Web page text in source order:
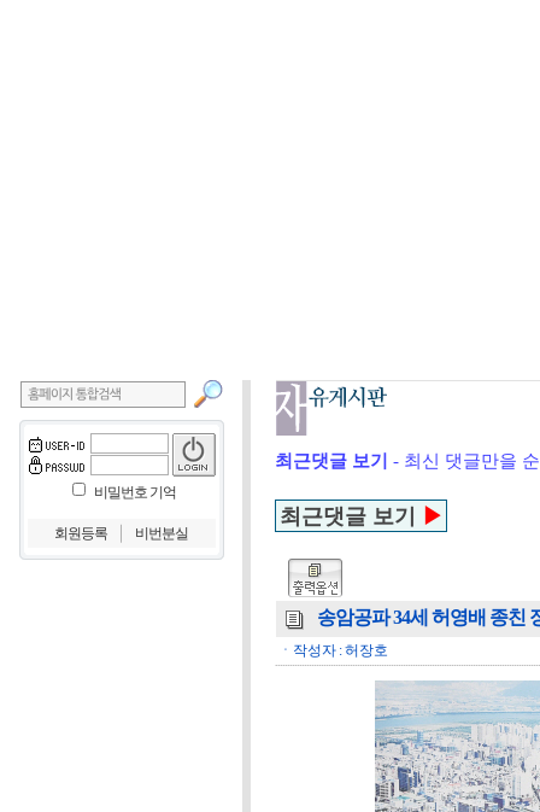
비밀번호 기억
회원등록 비번분실
최근댓글 보기 - 최신 댓글만을
최근댓글 보기 ▶
송암공파 34세 허영배 종친
ㆍ작성자 : 허장호